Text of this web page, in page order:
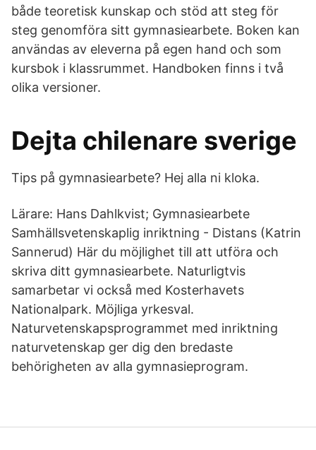
både teoretisk kunskap och stöd att steg för
steg genomföra sitt gymnasiearbete. Boken kan
användas av eleverna på egen hand och som
kursbok i klassrummet. Handboken finns i två
olika versioner.
Dejta chilenare sverige
Tips på gymnasiearbete? Hej alla ni kloka.
Lärare: Hans Dahlkvist; Gymnasiearbete
Samhällsvetenskaplig inriktning - Distans (Katrin
Sannerud) Här du möjlighet till att utföra och
skriva ditt gymnasiearbete. Naturligtvis
samarbetar vi också med Kosterhavets
Nationalpark. Möjliga yrkesval.
Naturvetenskapsprogrammet med inriktning
naturvetenskap ger dig den bredaste
behörigheten av alla gymnasieprogram.